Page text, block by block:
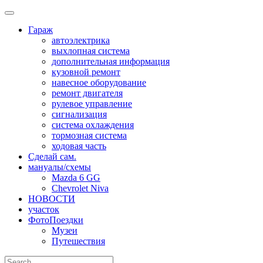
Skip
contentГараж
автоэлектрика
выхлопная система
дополнительная информация
кузовной ремонт
навесное оборудование
ремонт двигателя
рулевое управление
сигнализация
система охлаждения
тормозная система
ходовая часть
Сделай сам.
мануалы/схемы
Mazda 6 GG
Chevrolet Niva
НОВОСТИ
участок
ФотоПоездки
Музеи
Путешествия
Search